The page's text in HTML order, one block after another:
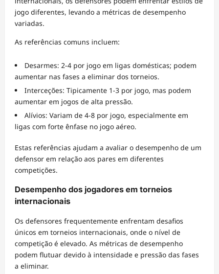
jogo diferentes, levando a métricas de desempenho
variadas.
As referências comuns incluem:
Desarmes: 2-4 por jogo em ligas domésticas; podem
aumentar nas fases a eliminar dos torneios.
Interceções: Tipicamente 1-3 por jogo, mas podem
aumentar em jogos de alta pressão.
Alívios: Variam de 4-8 por jogo, especialmente em
ligas com forte ênfase no jogo aéreo.
Estas referências ajudam a avaliar o desempenho de um
defensor em relação aos pares em diferentes
competições.
Desempenho dos jogadores em torneios
internacionais
Os defensores frequentemente enfrentam desafios
únicos em torneios internacionais, onde o nível de
competição é elevado. As métricas de desempenho
podem flutuar devido à intensidade e pressão das fases
a eliminar.